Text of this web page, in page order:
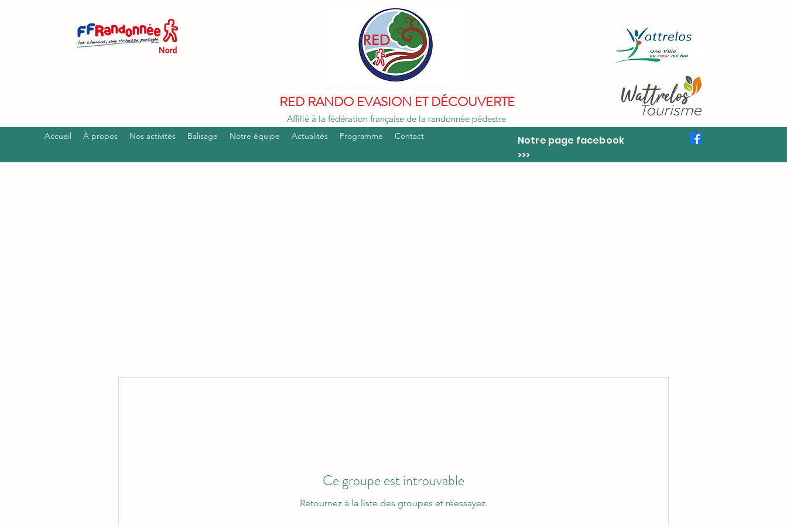
Notre page facebook
>>>
Accueil À propos Nos activités Balisage Notre équipe Actualités Programme Contact
RED RANDO EVASION ET DÉCOUVERTE
Affilié à la fédération française de la randonnée pédestre
Ce groupe est introuvable
Retournez à la liste des groupes et réessayez.